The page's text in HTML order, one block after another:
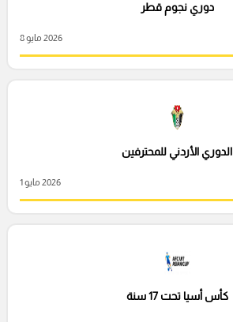
دوري نجوم قطر
2026 مايو 8
الدوري الأردني للمحترفين
2026 مايو 1
كأس أسيا تحت 17 سنة